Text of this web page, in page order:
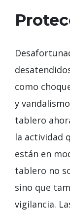
como
y
tablero
la actividad
están en
tablero no
sino que
vigilancia.